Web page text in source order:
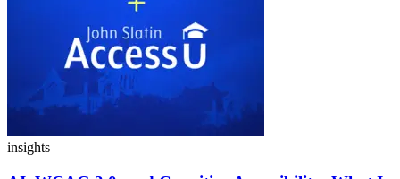
insights